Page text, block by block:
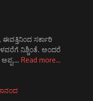
ಸರ್ಕಾರಿ
ನಿಶ್ಚಿಂತೆ. ಅಂದರೆ
Read more…